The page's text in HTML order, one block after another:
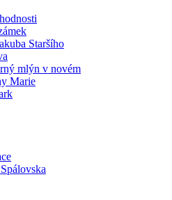
Staršího
mlýn v novém
Marie